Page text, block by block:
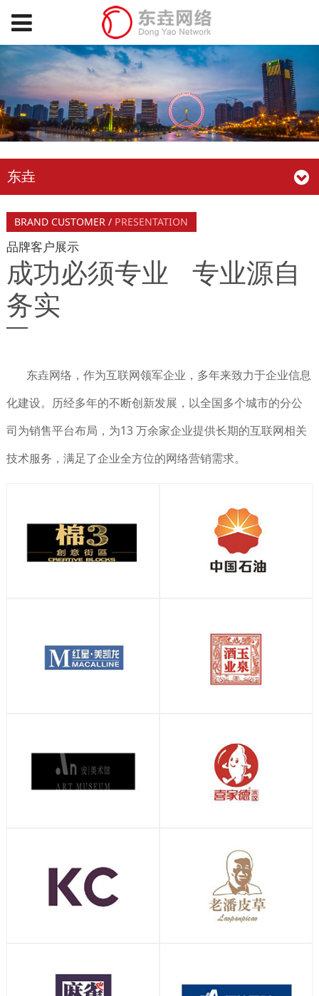
东垚
BRAND CUSTOMER / PRESENTATION
品牌客户展示
成功必须专业 专业源自
务实
东垚网络，作为互联网领军企业，多年来致力于企业信息
化建设。历经多年的不断创新发展，以全国多个城市的分公
司为销售平台布局，为13 万余家企业提供长期的互联网相关
技术服务，满足了企业全方位的网络营销需求。